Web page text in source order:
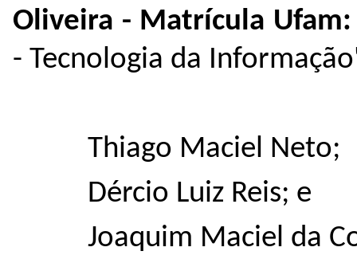
Oliveira - Matrícula Ufam:
- Tecnologia da
Thiago Maciel Neto;
Dércio Luiz Reis; e
Joaquim Maciel da